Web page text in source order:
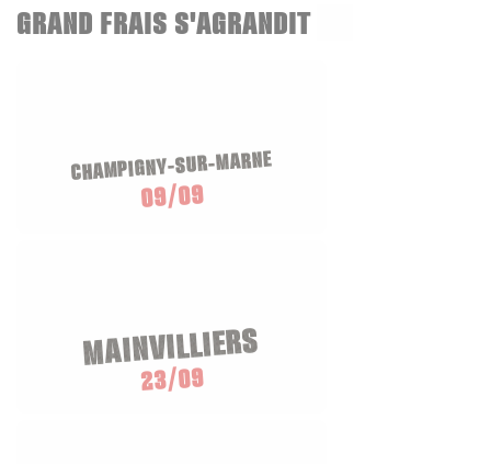
GRAND FRAIS S'AGRANDIT
CHAMPIGNY-SUR-MARNE
09/09
MAINVILLIERS
23/09